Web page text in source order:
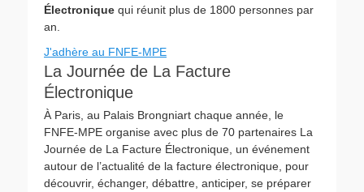
Électronique qui réunit plus de 1800 personnes par
an.
J'adhère au FNFE-MPE
La Journée de La Facture
Électronique
À Paris, au Palais Brongniart chaque année, le
FNFE-MPE organise avec plus de 70 partenaires La
Journée de La Facture Électronique, un événement
autour de l’actualité de la facture électronique, pour
découvrir, échanger, débattre, anticiper, se préparer